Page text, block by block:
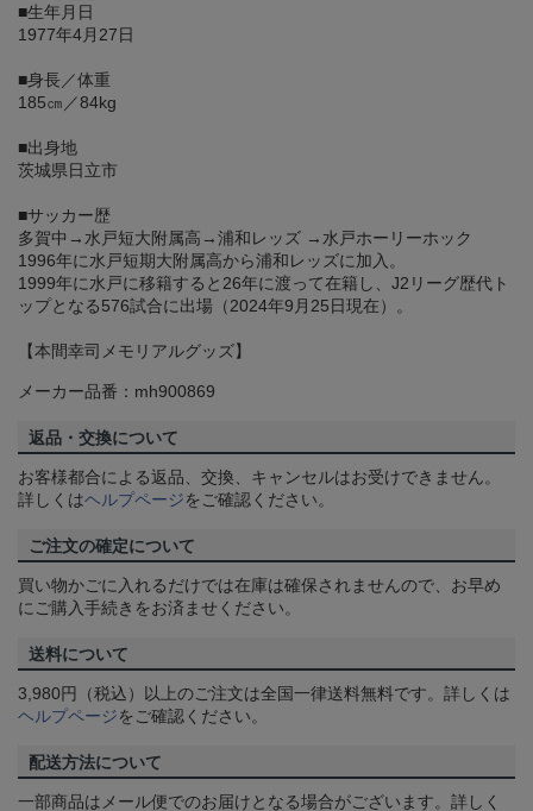
■生年月日
1977年4月27日
■身長／体重
185㎝／84kg
■出身地
茨城県日立市
■サッカー歴
多賀中→水戸短大附属高→浦和レッズ →水戸ホーリーホック
1996年に水戸短期大附属高から浦和レッズに加入。
1999年に水戸に移籍すると26年に渡って在籍し、J2リーグ歴代ト
ップとなる576試合に出場（2024年9月25日現在）。
【本間幸司メモリアルグッズ】
メーカー品番：mh900869
返品・交換について
お客様都合による返品、交換、キャンセルはお受けできません。
詳しくはヘルプページをご確認ください。
ご注文の確定について
買い物かごに入れるだけでは在庫は確保されませんので、お早め
にご購入手続きをお済ませください。
送料について
3,980円（税込）以上のご注文は全国一律送料無料です。詳しくは
ヘルプページをご確認ください。
配送方法について
一部商品はメール便でのお届けとなる場合がございます。詳しく